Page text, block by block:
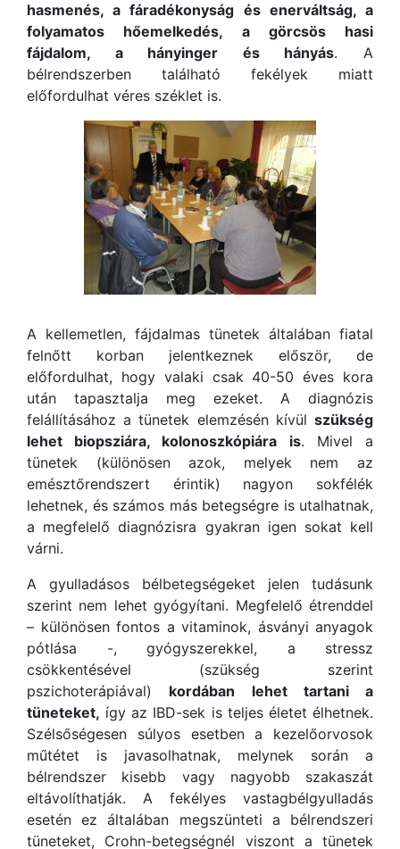
hasmenés, a fáradékonyság és enerváltság, a
folyamatos hőemelkedés, a görcsös hasi
fájdalom, a hányinger és hányás. A
bélrendszerben található fekélyek miatt
előfordulhat véres széklet is.
A kellemetlen, fájdalmas tünetek általában fiatal
felnőtt korban jelentkeznek először, de
előfordulhat, hogy valaki csak 40-50 éves kora
után tapasztalja meg ezeket. A diagnózis
felállításához a tünetek elemzésén kívül szükség
lehet biopsziára, kolonoszkópiára is. Mivel a
tünetek (különösen azok, melyek nem az
emésztőrendszert érintik) nagyon sokfélék
lehetnek, és számos más betegségre is utalhatnak,
a megfelelő diagnózisra gyakran igen sokat kell
várni.
A gyulladásos bélbetegségeket jelen tudásunk
szerint nem lehet gyógyítani. Megfelelő étrenddel
– különösen fontos a vitaminok, ásványi anyagok
pótlása -, gyógyszerekkel, a stressz
csökkentésével (szükség szerint
pszichoterápiával) kordában lehet tartani a
tüneteket, így az IBD-sek is teljes életet élhetnek.
Szélsőségesen súlyos esetben a kezelőorvosok
műtétet is javasolhatnak, melynek során a
bélrendszer kisebb vagy nagyobb szakaszát
eltávolíthatják. A fekélyes vastagbélgyulladás
esetén ez általában megszünteti a bélrendszeri
tüneteket, Crohn-betegségnél viszont a tünetek